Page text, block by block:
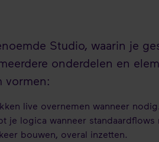
Studio, waarin je
onderdelen en
vormen:
live overnemen wanneer nodig.
je logica wanneer standaardflows
bouwen, overal inzetten.